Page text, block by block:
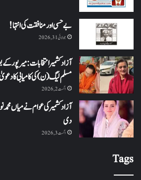
بے حسی اور منافقت کی انتہا !
جولائی 31, 2026
آزاد کشمیر انتخابات: میرپور
مسلم لیگ (ن) کی کامیابی کا
اگست 2, 2026
آزاد کشمیر کی عوام نے میاں
دی
اگست 3, 2026
Tags